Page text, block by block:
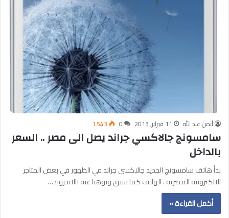
أيمن عبد الله 11 فبراير, 2013 0 1٬543
سامسونج جالاكسي جراند يصل الى مصر .. السعر
بالداخل
بدأ هاتف سامسونج الجديد جالاكسي جراند في الظهور في بعض المتاجر
الالكترونية المصرية . الهاتف كما سبق ونوهنا عنه بالاندرويد…
أكمل القراءة »